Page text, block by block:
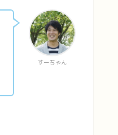
すーちゃん